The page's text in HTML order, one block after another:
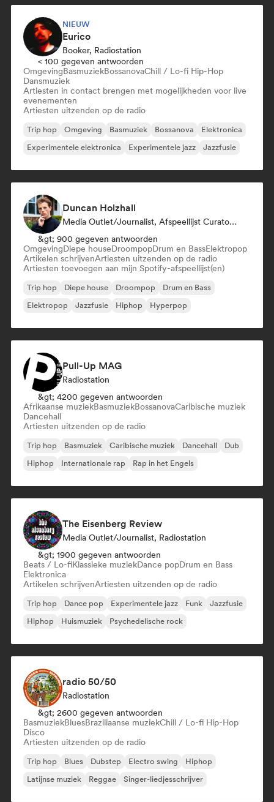
NIEUW
Eurico
Booker, Radiostation
< 100 gegeven antwoorden
OmgevingBasmuziekBossanovaChill / Lo-fi Hip-Hop
Dansmuziek
Artiesten in contact brengen met mogelijkheden voor live
evenementen
Artiesten uitzenden op de radio
Trip hop Omgeving Basmuziek Bossanova
Elektronica
Experimentele elektronica
Experimentele jazz Jazzfusie
Duncan Holzhall
Media Outlet/Journalist, Afspeellijst Curator, Radiostation
&gt; 900 gegeven antwoorden
OmgevingDiepe houseDroompopDrum en BassElektropop
Artikelen schrijvenArtiesten uitzenden op de radio
Artiesten toevoegen aan mijn Spotify-afspeellijst(en)
Trip hop Diepe house Droompop
Drum en Bass
Elektropop
Jazzfusie Hiphop Hyperpop
Pull-Up MAG
Radiostation
&gt; 4200 gegeven antwoorden
Afrikaanse muziekBasmuziekBossanovaCaribische muziek
Dancehall
Artiesten uitzenden op de radio
Trip hop Basmuziek Caribische muziek Dancehall
Dub
Hiphop
Internationale rap Rap in het Engels
The Eisenberg Review
Media Outlet/Journalist, Radiostation
&gt; 1900 gegeven antwoorden
Beats / Lo-fiKlassieke muziekDance popDrum en Bass
Elektronica
Artikelen schrijvenArtiesten uitzenden op de radio
Trip hop Dance pop Experimentele jazz Funk
Jazzfusie
Hiphop
Huismuziek Psychedelische rock
radio 50/50
Radiostation
&gt; 2600 gegeven antwoorden
BasmuziekBluesBraziliaanse muziekChill / Lo-fi Hip-Hop
Disco
Artiesten uitzenden op de radio
Trip hop Blues Dubstep Electro swing
Hiphop
Latijnse muziek
Reggae Singer-liedjesschrijver